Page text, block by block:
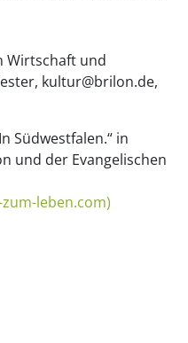
Wirtschaft und
kultur@brilon.de,
Südwestfalen.“ in
und der Evangelischen
leben.com)